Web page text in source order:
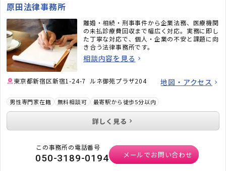
原田法律事務所
離婚・相続・刑事事件から企業法務、医療機関
の未払診療費回収まで幅広く対応。実務に即し
た丁寧な対応で、個人・企業の不安と課題に向
き合う法律事務所です。
相談内容を見る
東京都新宿区新宿1-24-7 ルネ御苑プラザ204 地図・アクセス
男性専門家在籍 無料相談可 最寄駅から徒歩5分以内
詳しく見る
この事務所の電話番号
050-3189-0194 メールでお問い合わせ